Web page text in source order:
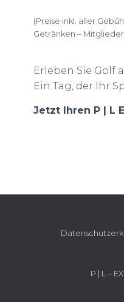
(Preise inkl. aller
Getränken –
Erleben Sie Golf
Ein Tag, der Ihr
Jetzt Ihren P | L
P | L –